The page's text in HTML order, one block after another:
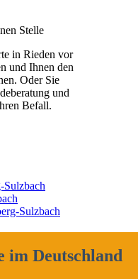
Stelle
in Rieden vor
und Ihnen den
Oder Sie
und
Befall.
Sulzbach
im Deutschland